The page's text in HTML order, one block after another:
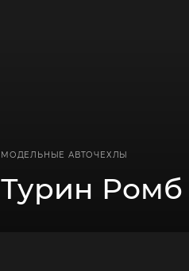
МОДЕЛЬНЫЕ АВТОЧЕХЛЫ
Турин Ромб